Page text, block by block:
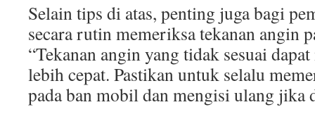
Selain tips di atas, penting juga bagi
secara rutin memeriksa tekanan angin
“Tekanan angin yang tidak sesuai
lebih cepat. Pastikan untuk selalu
pada ban mobil dan mengisi ulang jika